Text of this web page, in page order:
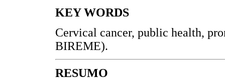
KEY WORDS
Cervical cancer, public health,
BIREME).
RESUMO